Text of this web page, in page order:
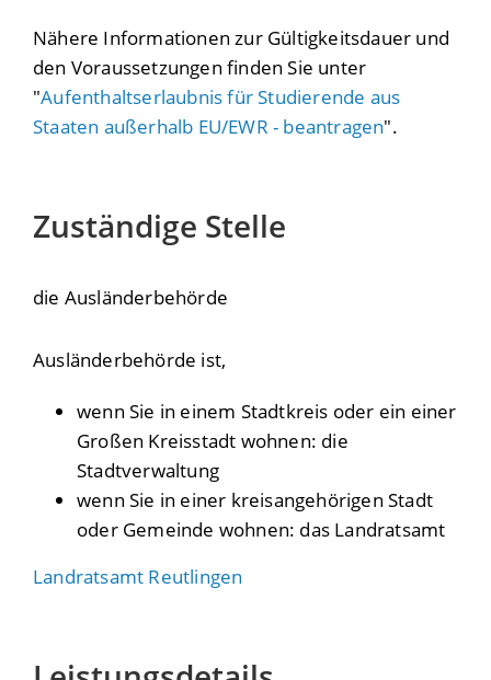
Nähere Informationen zur Gültigkeitsdauer und
den Voraussetzungen finden Sie unter
"Aufenthaltserlaubnis für Studierende aus
Staaten außerhalb EU/EWR - beantragen".
Zuständige Stelle
die Ausländerbehörde
Ausländerbehörde ist,
wenn Sie in einem Stadtkreis oder ein einer
Großen Kreisstadt wohnen: die
Stadtverwaltung
wenn Sie in einer kreisangehörigen Stadt
oder Gemeinde wohnen: das Landratsamt
Landratsamt Reutlingen